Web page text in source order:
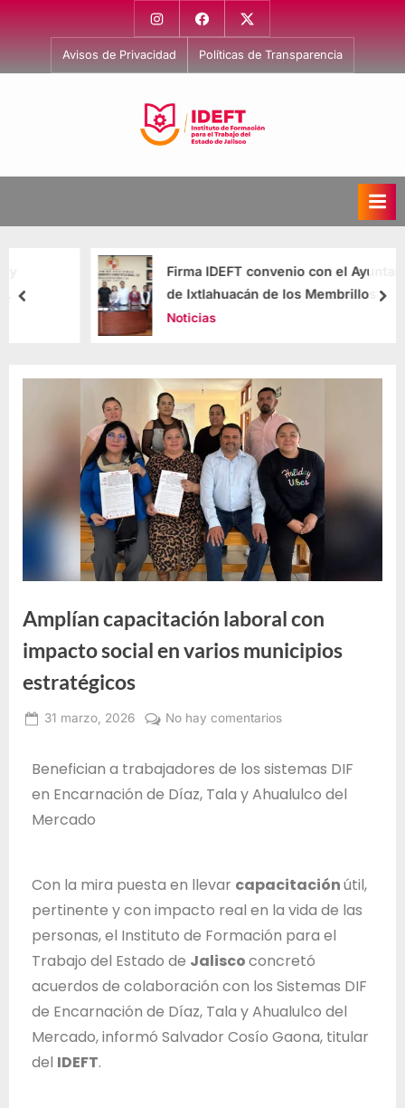
Avisos de Privacidad Políticas de Transparencia
t
u
d
e
F
o
r
m
a
c
ó
n
r
e
l
b
a
o
d
e
l
para
Firma IDEFT convenio con el Ayuntamiento
de Ixtlahuacán de los Membrillos
Noticias
Amplían capacitación laboral con
impacto social en varios municipios
estratégicos
31 marzo, 2026
Santos
Jiménez
No hay comentarios
Benefician a trabajadores de los sistemas DIF
en Encarnación de Díaz, Tala y Ahualulco del
Mercado
Con la mira puesta en llevar capacitaciónútil,
pertinente y con impacto real en la vida de las
personas, el Instituto de Formación para el
Trabajo del Estado de Jaliscoconcretó
acuerdos de colaboración con los Sistemas DIF
de Encarnación de Díaz, Tala y Ahualulco del
Mercado, informó Salvador Cosío Gaona, titular
del IDEFT.